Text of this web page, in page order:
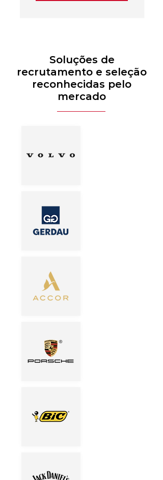
Soluções de
recrutamento e seleção
reconhecidas pelo
mercado